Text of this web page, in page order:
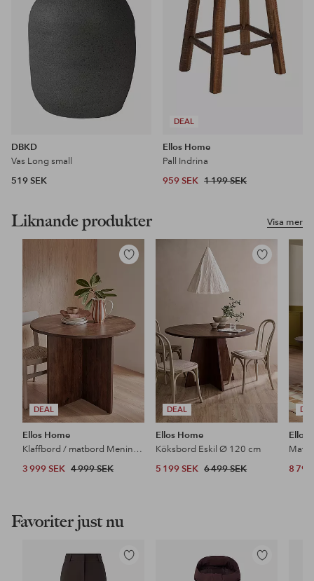
DBKD
Vas Long small
519 SEK
DEAL
Ellos Home
Pall Indrina
959 SEK 1 199 SEK
Visa mer
Liknande produkter
DEAL
Lägg
Ellos Home
Klaffbord / matbord Meninta Ø 99 cm
3 999 SEK 4 999 SEK
DEAL
Lägg
Ellos Home
Köksbord Eskil Ø 120 cm
5 199 SEK 6 499 SEK
Ellos
8 799
Favoriter just nu
Lägg
Lägg